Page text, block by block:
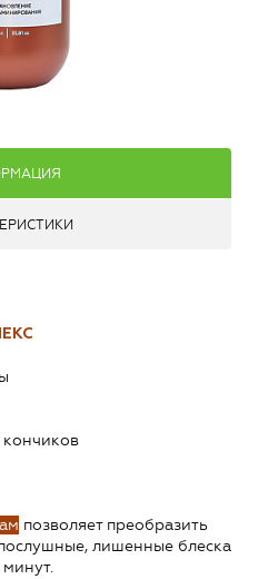
кончиков
позволяет преобразить
лишенные блеска